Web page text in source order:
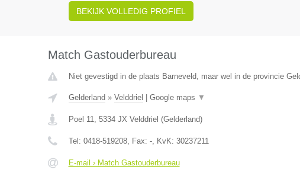
BEKIJK VOLLEDIG PROFIEL
Match Gastouderbureau
Niet gevestigd in de plaats Barneveld, maar wel in de provincie
Gelderland » Velddriel Google maps ▼
Poel 11, 5334 JX Velddriel (Gelderland)
Tel: 0418-519208, Fax: -, KvK: 30237211
E-mail › Match Gastouderbureau